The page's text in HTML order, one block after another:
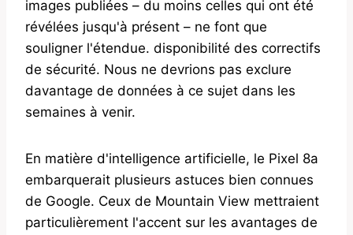
images publiées – du moins celles qui ont été
révélées jusqu'à présent – ​​ne font que
souligner l'étendue. disponibilité des correctifs
de sécurité. Nous ne devrions pas exclure
davantage de données à ce sujet dans les
semaines à venir.
En matière d'intelligence artificielle, le Pixel 8a
embarquerait plusieurs astuces bien connues
de Google. Ceux de Mountain View mettraient
particulièrement l'accent sur les avantages de